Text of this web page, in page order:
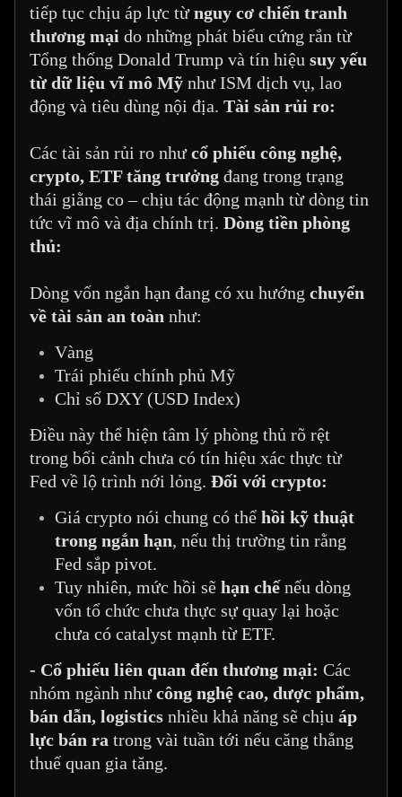
tiếp tục chịu áp lực từnguy cơ chiến tranh
thương mại do những phát biểu cứng rắn từ
Tổng thống Donald Trump và tín hiệu suy yếu
từ dữ liệu vĩ mô Mỹ như ISM dịch vụ, lao
động và tiêu dùng nội địa. Tài sản rủi ro:
Các tài sản rủi ro nhưcổ phiếu công nghệ,
crypto, ETF tăng trưởng đang trong trạng
thái giằng co – chịu tác động mạnh từ dòng tin
tức vĩ mô và địa chính trị. Dòng tiền phòng
thủ:
Dòng vốn ngắn hạn đang có xu hướng chuyển
về tài sản an toàn như:
Vàng
Trái phiếu chính phủ Mỹ
Chỉ số DXY (USD Index)
Điều này thể hiện tâm lý phòng thủ rõ rệt
trong bối cảnh chưa có tín hiệu xác thực từ
Fed về lộ trình nới lỏng. Đối với crypto:
Giá crypto nói chung có thể hồi kỹ thuật
trong ngắn hạn, nếu thị trường tin rằng
Fed sắp pivot.
Tuy nhiên, mức hồi sẽ hạn chếnếu dòng
vốn tổ chức chưa thực sự quay lại hoặc
chưa có catalyst mạnh từ ETF.
- Cổ phiếu liên quan đến thương mại: Các
nhóm ngành nhưcông nghệ cao, dược phẩm,
bán dẫn, logistics nhiều khả năng sẽ chịu áp
lực bán ra trong vài tuần tới nếu căng thẳng
thuế quan gia tăng.